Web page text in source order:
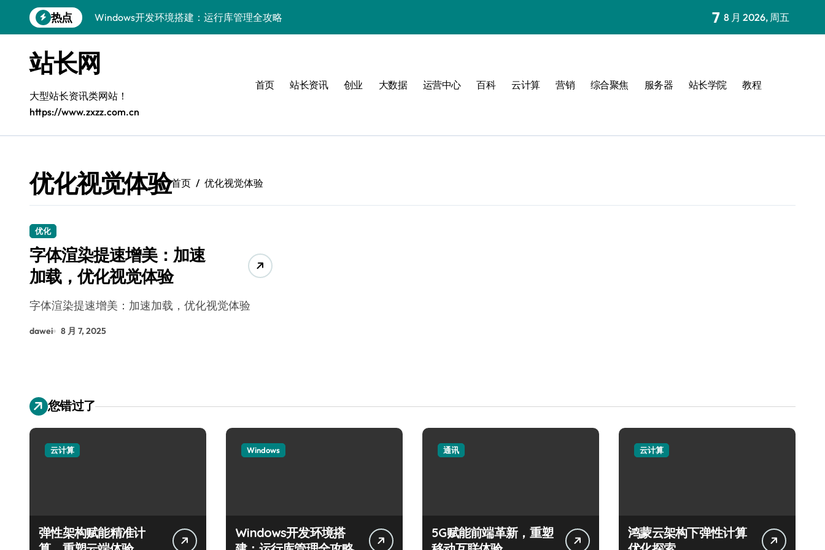
到
热点
Windows开发环境搭建：运行库管理全攻略
鸿蒙云架构下弹性计算优化探索
计算机视觉索引漏洞深度剖析与修复
弹性计算重塑云架构：降本增效实战指南
驭5G之速，铸iOS移动互联新标杆
快速定位漏洞，优化索引效率
7 8 月 2026, 周五
站长网
大型站长资讯类网站！
https://www.zxzz.com.cn
首页 站长资讯 创业 大数据 运营中心 百科 云计算 营销 综合聚焦 服务器 站长学院 教程
优化视觉体验首页 优化视觉体验
优化
字体渲染提速增美：加速
加载，优化视觉体验
字体渲染提速增美：加速加载，优化视觉体验
dawei 8 月 7, 2025
您错过了
云计算
弹性架构赋能精准计
Windows
Windows开发环境搭
通讯
5G赋能前端革新，重塑
云计算
鸿蒙云架构下弹性计算